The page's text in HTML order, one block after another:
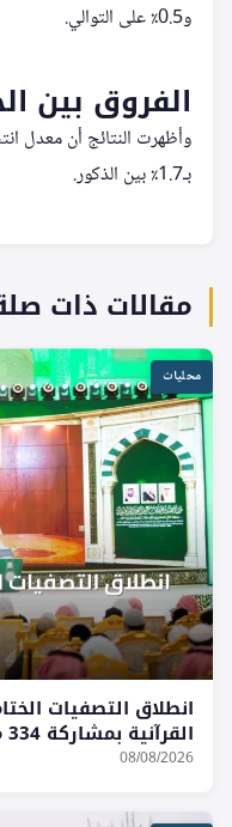
و0.5٪ على التوالي.
الفروق بين
بـ1.7٪ بين الذكور.
مقالات ذات
محليات
انطلاق التصفيات
القرآنية بمشاركة 334 متسابقاً
08/08/2026